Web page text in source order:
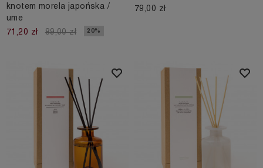
knotem morela japońska /
ume
71,20 zł
89,00 zł 20%
79,00 zł